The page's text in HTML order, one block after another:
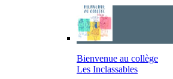
Bienvenue au collège
Les Inclassables